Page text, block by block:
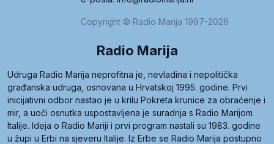
Copyright © Radio Marija 1997-2026
Radio Marija
Udruga Radio Marija neprofitna je, nevladina i nepolitička
građanska udruga, osnovana u Hrvatskoj 1995. godine. Prvi
inicijativni odbor nastao je u krilu Pokreta krunice za obraćenje i
mir, a uoči osnutka uspostavljena je suradnja s Radio Marijom
Italije. Ideja o Radio Mariji i prvi program nastali su 1983. godine
u župi u Erbi na sjeveru Italije. Iz Erbe se Radio Marija postupno